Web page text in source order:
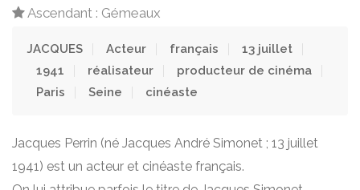
Ascendant : Gémeaux
JACQUES Acteur français
13 juillet
1941
réalisateur
producteur de cinéma
Paris
Seine cinéaste
Jacques Perrin (né Jacques André Simonet ; 13 juillet
1941) est un acteur et cinéaste français.